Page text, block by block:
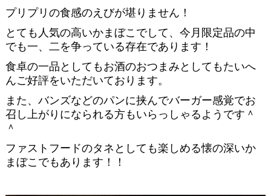
プリプリの食感のえびが堪りません！
とても人気の高いかまぼこでして、今月限定品の中
でも一、二を争っている存在であります！
食卓の一品としてもお酒のおつまみとしてもたいへ
んご好評をいただいております。
また、バンズなどのパンに挟んでバーガー感覚でお
召し上がりになられる方もいらっしゃるようです＾
＾
ファストフードのタネとしても楽しめる懐の深いか
まぼこでもあります！！